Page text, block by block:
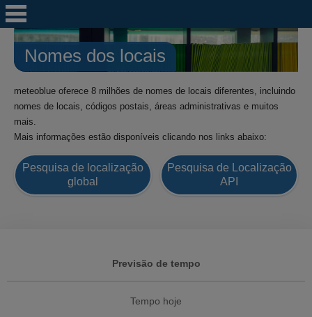
Nomes dos locais
meteoblue oferece 8 milhões de nomes de locais diferentes, incluindo
nomes de locais, códigos postais, áreas administrativas e muitos
mais.
Mais informações estão disponíveis clicando nos links abaixo:
Pesquisa de localização
global
Pesquisa de Localização
API
Previsão de tempo
Tempo hoje